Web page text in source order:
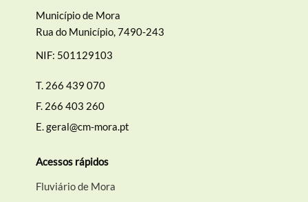
Município de Mora
Rua do Município, 7490-243
NIF: 501129103
T. 266 439 070
F. 266 403 260
E.geral@cm-mora.pt
Acessos rápidos
Fluviário de Mora